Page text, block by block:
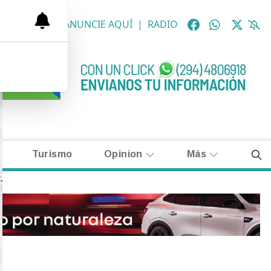
ANUNCIE AQUÍ | RADIO
Turismo Opinion Más